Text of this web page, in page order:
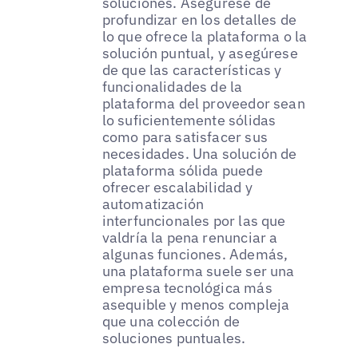
profundizar en los detalles de
lo que ofrece la plataforma o la
solución puntual, y asegúrese
de que las características y
funcionalidades de la
plataforma del proveedor sean
lo suficientemente sólidas
como para satisfacer sus
necesidades. Una solución de
plataforma sólida puede
ofrecer escalabilidad y
automatización
interfuncionales por las que
valdría la pena renunciar a
algunas funciones. Además,
una plataforma suele ser una
empresa tecnológica más
asequible y menos compleja
que una colección de
soluciones puntuales.